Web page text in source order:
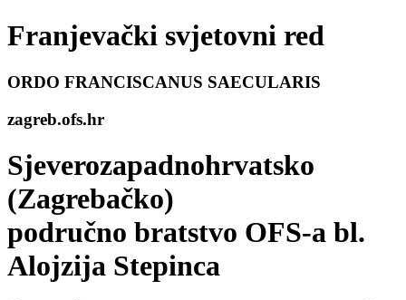
Franjevački svjetovni red
ORDO FRANCISCANUS SAECULARIS
zagreb.ofs.hr
Sjeverozapadnohrvatsko
(Zagrebačko)
područno bratstvo OFS-a bl.
Alojzija Stepinca